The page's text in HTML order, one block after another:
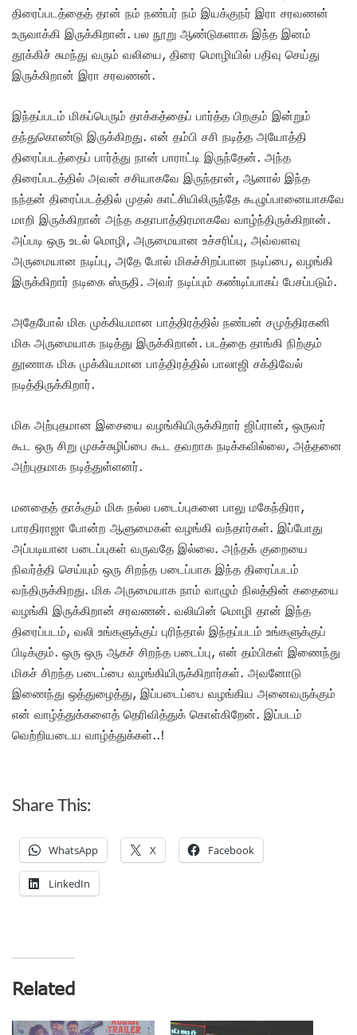
திரைப்படத்தைத் தான் நம் நண்பர் நம் இயக்குநர் இரா சரவணன்
உருவாக்கி இருக்கிறான். பல நூறு ஆண்டுகளாக இந்த இனம்
தூக்கிச் சுமந்து வரும் வலியை, திரை மொழியில் பதிவு செய்து
இருக்கிறான் இரா சரவணன்.
இந்தப்படம் மிகப்பெரும் தாக்கத்தைப் பார்த்த பிறகும் இன்றும்
தந்துகொண்டு இருக்கிறது. என் தம்பி சசி நடித்த அயோத்தி
திரைப்படத்தைப் பார்த்து நான் பாராட்டி இருந்தேன். அந்த
திரைப்படத்தில் அவன் சசியாகவே இருந்தான், ஆனால் இந்த
நந்தன் திரைப்படத்தில் முதல் காட்சியிலிருந்தே கூழுப்பானையாகவே
மாறி இருக்கிறான் அந்த கதாபாத்திரமாகவே வாழ்ந்திருக்கிறான்.
அப்படி ஒரு உடல் மொழி, அருமையான உச்சரிப்பு, அவ்வளவு
அருமையான நடிப்பு, அதே போல் மிகச்சிறப்பான நடிப்பை, வழங்கி
இருக்கிறார் நடிகை ஸ்ருதி. அவர் நடிப்பும் கண்டிப்பாகப் பேசப்படும்.
அதேபோல் மிக முக்கியமான பாத்திரத்தில் நண்பன் சமுத்திரகனி
மிக அருமையாக நடித்து இருக்கிறான். படத்தை தாங்கி நிற்கும்
தூணாக மிக முக்கியமான பாத்திரத்தில் பாலாஜி சக்திவேல்
நடித்திருக்கிறார்.
மிக அற்புதமான இசையை வழங்கியிருக்கிறார் ஜிப்ரான், ஒருவர்
கூட ஒரு சிறு முகச்சுழிப்பை கூட தவறாக நடிக்கவில்லை, அத்தனை
அற்புதமாக நடித்துள்ளனர்.
மனதைத் தாக்கும் மிக நல்ல படைப்புகளை பாலு மகேந்திரா,
பாரதிராஜா போன்ற ஆளுமைகள் வழங்கி வந்தார்கள். இப்போது
அப்படியான படைப்புகள் வருவதே இல்லை. அந்தக் குறையை
நிவர்த்தி செய்யும் ஒரு சிறந்த படைப்பாக இந்த திரைப்படம்
வந்திருக்கிறது. மிக அருமையாக நாம் வாழும் நிலத்தின் கதையை
வழங்கி இருக்கிறான் சரவணன். வலியின் மொழி தான் இந்த
திரைப்படம், வலி உங்களுக்குப் புரிந்தால் இந்தப்படம் உங்களுக்குப்
பிடிக்கும். ஒரு ஒரு ஆகச் சிறந்த படைப்பு, என் தம்பிகள் இணைந்து
மிகச் சிறந்த படைப்பை வழங்கியிருக்கிறார்கள். அவனோடு
இணைந்து ஒத்துழைத்து, இப்படைப்பை வழங்கிய அனைவருக்கும்
என் வாழ்த்துக்களைத் தெரிவித்துக் கொள்கிறேன். இப்படம்
வெற்றியடைய வாழ்த்துக்கள்..!
Share This:
WhatsApp X Facebook
LinkedIn
Related